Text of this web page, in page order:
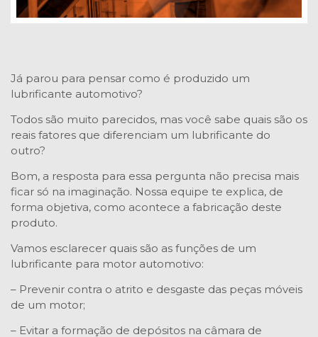
Já parou para pensar como é produzido um
lubrificante automotivo?
Todos são muito parecidos, mas você sabe quais são os
reais fatores que diferenciam um lubrificante do
outro?
Bom, a resposta para essa pergunta não precisa mais
ficar só na imaginação. Nossa equipe te explica, de
forma objetiva, como acontece a fabricação deste
produto.
Vamos esclarecer quais são as funções de um
lubrificante para motor automotivo:
– Prevenir contra o atrito e desgaste das peças móveis
de um motor;
– Evitar a formação de depósitos na câmara de